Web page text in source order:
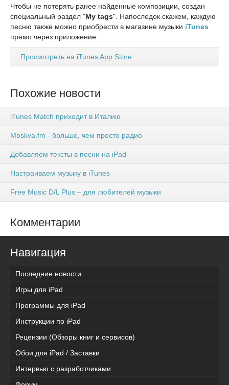
Чтобы не потерять ранее найденные композиции, создан
специальный раздел "My tags". Напоследок скажем, каждую
песню также можно приобрести в магазине музыки iTunes
прямо через приложение.
Просмотреть на iTunes App Store
Похожие новости
iTunes Match приходит в Италию
Moskva.fm - больше, чем просто радио
Добавляем тексты в песни на iPad
Настраиваем музыку в iTunes
Free Music D/L Plus – для любителей музыки
Комментарии
Навигация
Последние новости
Игры для iPad
Программы для iPad
Инструкции по iPad
Рецензии (Обзоры книг и сервисов)
Обои для iPad / Заставки
Интервью с разработчиками